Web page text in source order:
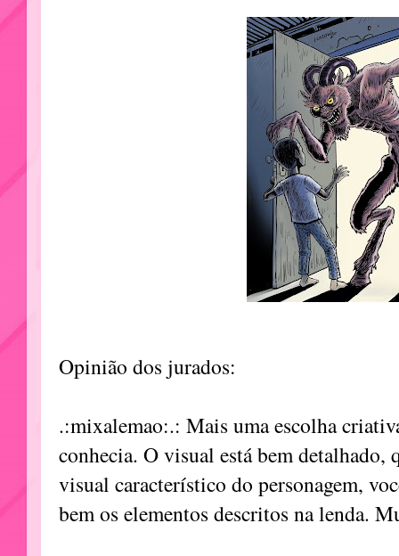
Opinião dos jurados:
.:mixalemao:.: Mais uma escolha
conhecia. O visual está bem detalhado,
visual característico do personagem,
bem os elementos descritos na lenda.